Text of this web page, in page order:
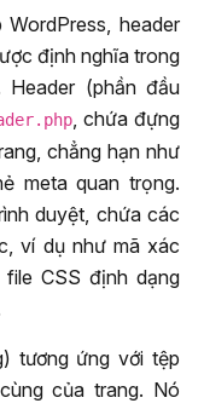
header
định nghĩa trong
Header (phần đầu
, chứa đựng
chẳng hạn như
meta quan trọng.
duyệt, chứa các
ví dụ như mã xác
file CSS định dạng
tương ứng với tệp
của trang. Nó